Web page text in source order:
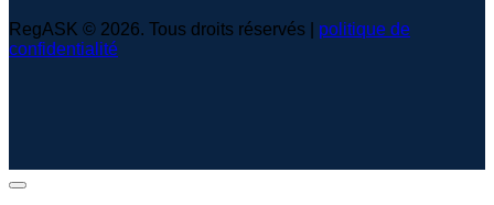
RegASK © 2026. Tous droits réservés | politique de
confidentialité